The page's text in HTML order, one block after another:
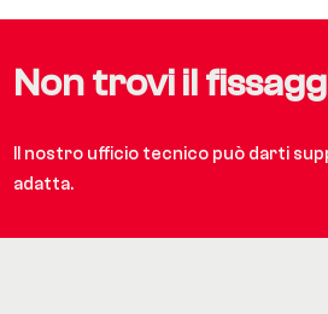
Non trovi il
Il nostro ufficio tecnico può darti
adatta.